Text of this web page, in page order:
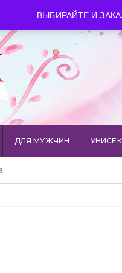
ВЫБИРАЙТЕ И
+7 903 544 11 18 г. Москва
ДЛЯ МУЖЧИН